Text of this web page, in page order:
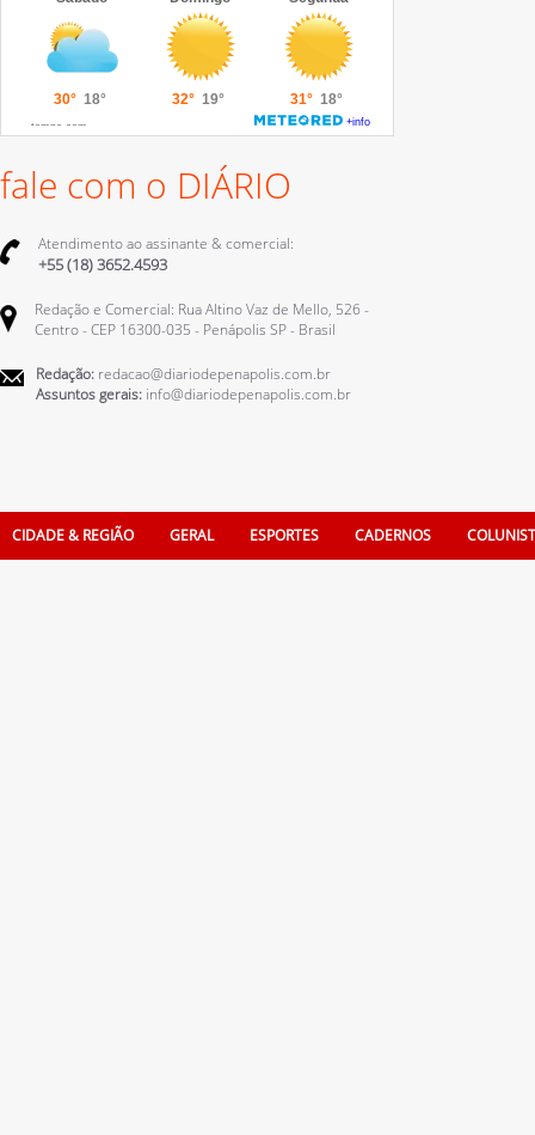
fale com o DIÁRIO
Atendimento ao assinante & comercial:
+55 (18) 3652.4593
Redação e Comercial: Rua Altino Vaz de Mello, 526 -
Centro - CEP 16300-035 - Penápolis SP - Brasil
Redação: redacao@diariodepenapolis.com.br
Assuntos gerais: info@diariodepenapolis.com.br
CIDADE & REGIÃO GERAL ESPORTES CADERNOS